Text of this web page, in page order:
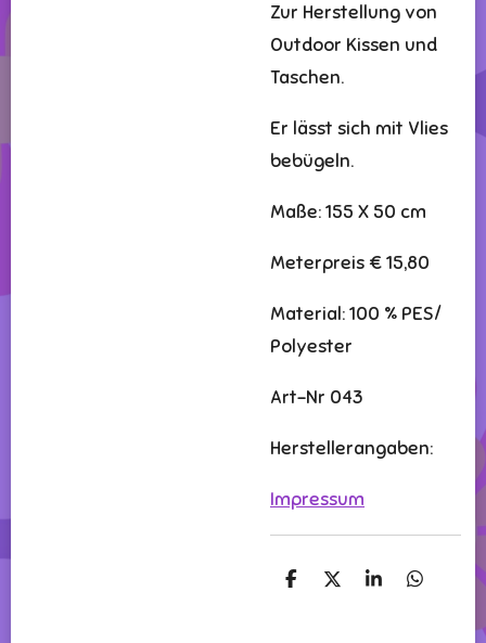
Zur Herstellung von
Outdoor Kissen und
Taschen.
Er lässt sich mit Vlies
bebügeln.
Maße: 155 X 50 cm
Meterpreis € 15,80
Material: 100 % PES/
Polyester
Art-Nr 043
Herstellerangaben:
Impressum
T
T
T
T